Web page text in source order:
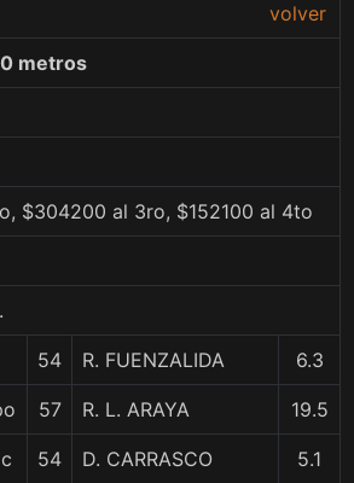
volver
metros
$304200 al 3ro, $152100 al 4to
54 R. FUENZALIDA 6.3
57 R. L. ARAYA 19.5
54 D. CARRASCO 5.1